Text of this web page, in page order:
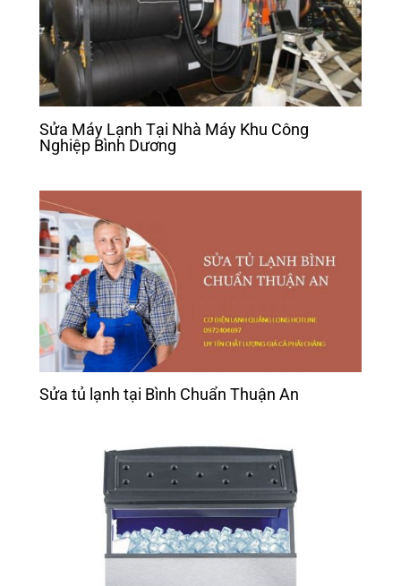
Sửa Máy Lạnh Tại Nhà Máy Khu Công
Nghiệp Bình Dương
Sửa tủ lạnh tại Bình Chuẩn Thuận An